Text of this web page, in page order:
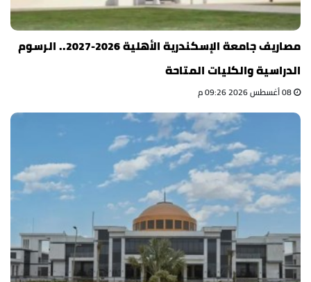
مصاريف جامعة الإسكندرية الأهلية 2026-2027.. الرسوم
الدراسية والكليات المتاحة